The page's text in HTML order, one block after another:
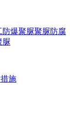
防爆聚脲聚脲防腐
脲
施